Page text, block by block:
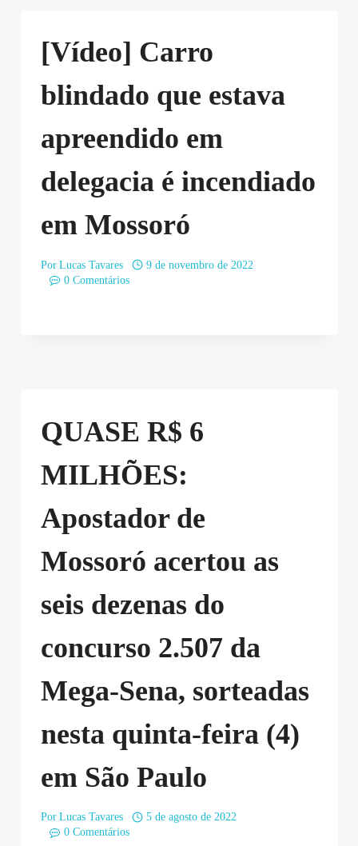
[Vídeo] Carro
blindado que estava
apreendido em
delegacia é incendiado
em Mossoró
Por Lucas Tavares
9 de novembro de 2022
0 Comentários
QUASE R$ 6
MILHÕES:
Apostador de
Mossoró acertou as
seis dezenas do
concurso 2.507 da
Mega-Sena, sorteadas
nesta quinta-feira (4)
em São Paulo
Por Lucas Tavares
5 de agosto de 2022
0 Comentários